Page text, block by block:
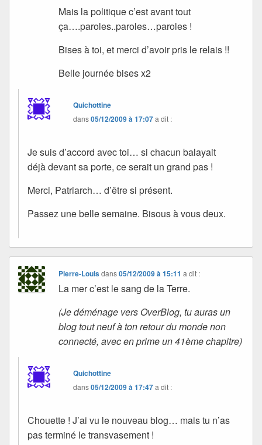
Mais la politique c’est avant tout
ça….paroles..paroles…paroles !
Bises à toi, et merci d’avoir pris le relais !!
Belle journée bises x2
Quichottine
dans05/12/2009 à 17:07a dit :
Je suis d’accord avec toi… si chacun balayait
déjà devant sa porte, ce serait un grand pas !
Merci, Patriarch… d’être si présent.
Passez une belle semaine. Bisous à vous deux.
Pierre-Louisdans05/12/2009 à 15:11 a dit :
La mer c’est le sang de la Terre.
(Je déménage vers OverBlog, tu auras un
blog tout neuf à ton retour du monde non
connecté, avec en prime un 41ème chapitre)
Quichottine
dans05/12/2009 à 17:47a dit :
Chouette ! J’ai vu le nouveau blog… mais tu n’as
pas terminé le transvasement !